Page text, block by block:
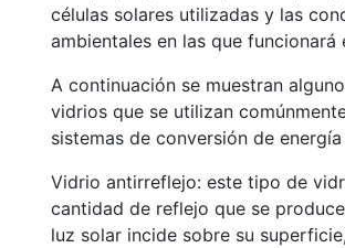
células solares utilizadas y las
ambientales en las que funcionará
A continuación se muestran
vidrios que se utilizan
sistemas de conversión de
Vidrio antirreflejo: este tipo de
cantidad de reflejo que se
luz solar incide sobre su